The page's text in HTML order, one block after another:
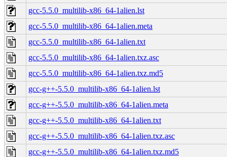
gcc-5.5.0_multilib-x86_64-1alien.lst
gcc-5.5.0_multilib-x86_64-1alien.meta
gcc-5.5.0_multilib-x86_64-1alien.txt
gcc-5.5.0_multilib-x86_64-1alien.txz.asc
gcc-5.5.0_multilib-x86_64-1alien.txz.md5
gcc-g++-5.5.0_multilib-x86_64-1alien.lst
gcc-g++-5.5.0_multilib-x86_64-1alien.meta
gcc-g++-5.5.0_multilib-x86_64-1alien.txt
gcc-g++-5.5.0_multilib-x86_64-1alien.txz.asc
gcc-g++-5.5.0_multilib-x86_64-1alien.txz.md5